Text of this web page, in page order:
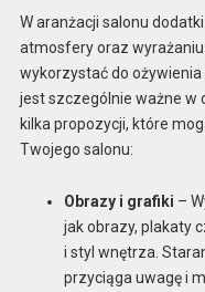
W aranżacji salonu
atmosfery oraz
wykorzystać do
jest szczególnie ważne w
kilka propozycji, które
Twojego salonu:
Obrazy i grafiki –
jak obrazy, plakaty
i styl wnętrza.
przyciąga uwagę i